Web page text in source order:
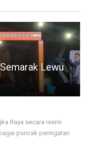
Lewu
Raya secara resmi
puncak peringatan